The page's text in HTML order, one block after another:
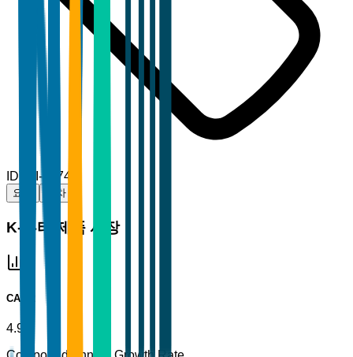
IDTBI-81747
요약 목차
K-뷰티 제품 시장
CAGR
4.9%